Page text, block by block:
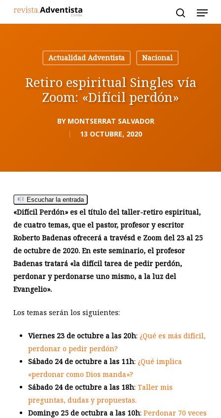
Actualidad Adventista
Nacional
Retiro espiritual Singles vía
Zoom: «Difícil perdón»
BY MONTSERRAT SALVADOR
13 OCTUBRE, 2020
Escuchar la entrada
«Difícil Perdón» es el título del taller-retiro espiritual,
de cuatro temas, que el pastor, profesor y escritor
Roberto Badenas ofrecerá a travésd e Zoom del 23 al 25
de octubre de 2020. En este seminario, el profesor
Badenas tratará «la difícil tarea de pedir perdón,
perdonar y perdonarse uno mismo, a la luz del
Evangelio».
Los temas serán los siguientes:
Viernes 23 de octubre a las 20h: ¿Qué es más difícil,
perdonar o pedir perdón?
Sábado 24 de octubre a las 11h: ¿Qué implica
«perdonar como Dios manda»?
Sábado 24 de octubre a las 18h: Taller mis
preguntas, dudas y propuestas.
Domingo 25 de octubra a las 10h: Perdonar 70 veces